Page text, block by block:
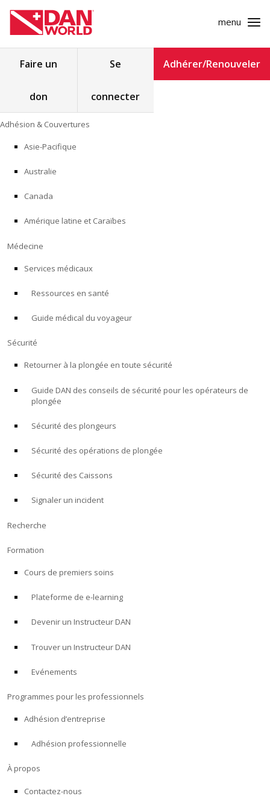
Skip
to
content
menu
Alert Diver
Blog
ADHÉSION & COUVERTURES
RECHERCHE
FORMATION
PROGRAMMES POUR LES PROFESSIONNELS
À PROPOS
Faire un
don
Se
connecter
Adhérer/Renouveler
Adhésion & Couvertures
Asie-Pacifique
Australie
Canada
Amérique latine et Caraïbes
Médecine
Services médicaux
Ressources en santé
Guide médical du voyageur
Sécurité
Retourner à la plongée en toute sécurité
Guide DAN des conseils de sécurité pour les opérateurs de
plongée
Sécurité des plongeurs
Sécurité des opérations de plongée
Sécurité des Caissons
Signaler un incident
Recherche
Formation
Cours de premiers soins
Plateforme de e-learning
Devenir un Instructeur DAN
Trouver un Instructeur DAN
Evénements
Programmes pour les professionnels
Adhésion d’entreprise
Adhésion professionnelle
À propos
Contactez-nous